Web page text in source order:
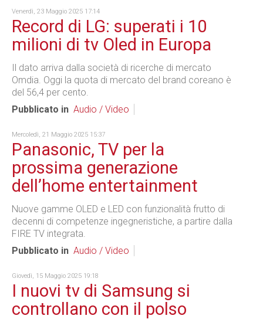
Venerdì, 23 Maggio 2025 17:14
Record di LG: superati i 10
milioni di tv Oled in Europa
Il dato arriva dalla società di ricerche di mercato
Omdia. Oggi la quota di mercato del brand coreano è
del 56,4 per cento.
Pubblicato in Audio / Video
Mercoledì, 21 Maggio 2025 15:37
Panasonic, TV per la
prossima generazione
dell’home entertainment
Nuove gamme OLED e LED con funzionalità frutto di
decenni di competenze ingegneristiche, a partire dalla
FIRE TV integrata.
Pubblicato in Audio / Video
Giovedì, 15 Maggio 2025 19:18
I nuovi tv di Samsung si
controllano con il polso